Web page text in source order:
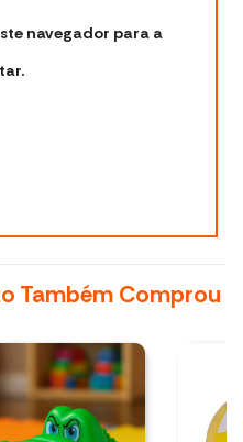
navegador para a
Também Comprou